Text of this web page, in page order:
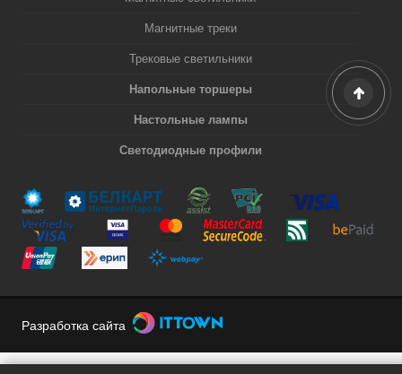
Магнитные треки
Трековые светильники
Напольные торшеры
Настольные лампы
Светодиодные профили
Разработка сайта